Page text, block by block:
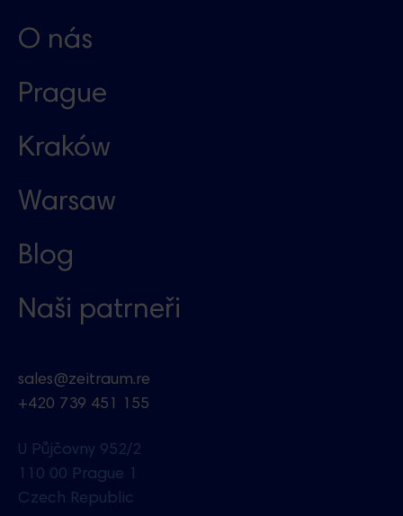
O nás
Prague
Kraków
Warsaw
Blog
Naši patrneři
sales@zeitraum.re
+420 739 451 155
U Půjčovny 952/2
110 00 Prague 1
Czech Republic